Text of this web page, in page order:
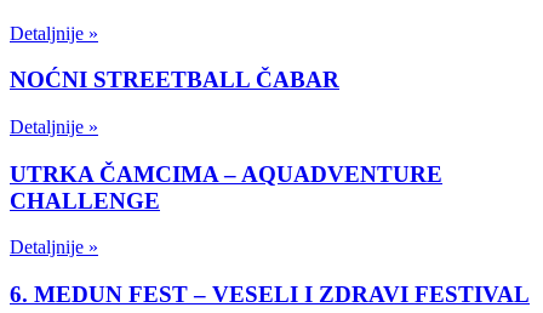
Detaljnije »
NOĆNI STREETBALL ČABAR
Detaljnije »
UTRKA ČAMCIMA – AQUADVENTURE
CHALLENGE
Detaljnije »
6. MEDUN FEST – VESELI I ZDRAVI FESTIVAL